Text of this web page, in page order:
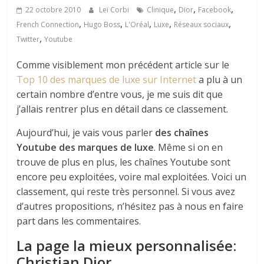
22 octobre 2010 Leï Corbi Clinique, Dior, Facebook,
French Connection, Hugo Boss, L'Oréal, Luxe, Réseaux sociaux,
Twitter,Youtube
Comme visiblement mon précédent article sur le
Top 10 des marques de luxe sur Interneta plu à un
certain nombre d’entre vous, je me suis dit que
j’allais rentrer plus en détail dans ce classement.
Aujourd’hui, je vais vous parler des chaînes
Youtube des marques de luxe. Même si on en
trouve de plus en plus, les chaînes Youtube sont
encore peu exploitées, voire mal exploitées. Voici un
classement, qui reste très personnel. Si vous avez
d’autres propositions, n’hésitez pas à nous en faire
part dans les commentaires.
La page la mieux personnalisée: